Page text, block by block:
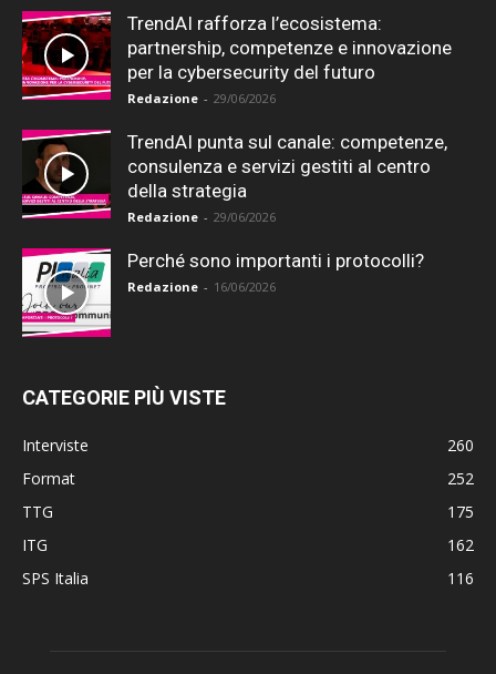
TrendAI rafforza l’ecosistema:
partnership, competenze e innovazione
per la cybersecurity del futuro
Redazione - 29/06/2026
TrendAI punta sul canale: competenze,
consulenza e servizi gestiti al centro
della strategia
Redazione - 29/06/2026
Perché sono importanti i protocolli?
Redazione - 16/06/2026
CATEGORIE PIÙ VISTE
Interviste
260
Format
252
TTG
175
ITG
162
SPS Italia
116